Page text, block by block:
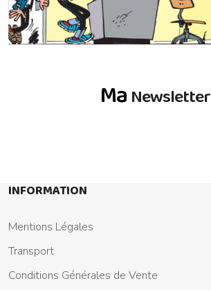
Ma Newsletter
INFORMATION
Mentions Légales
Transport
Conditions Générales de Vente